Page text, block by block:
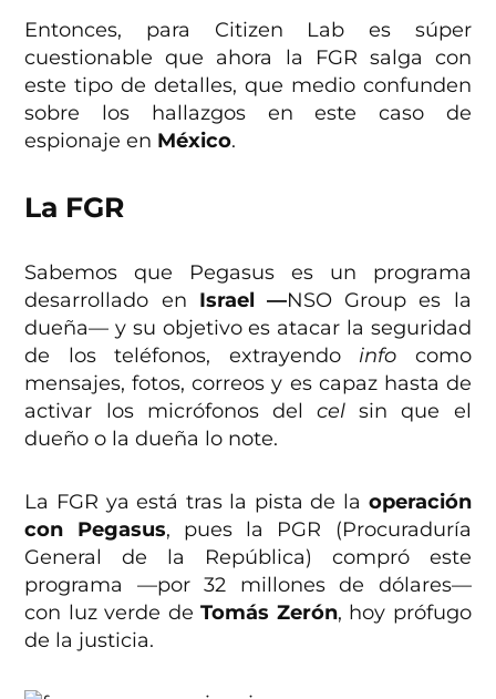
Entonces, para Citizen Lab es súper
cuestionable que ahora la FGR salga con
este tipo de detalles, que medio confunden
sobre los hallazgos en este caso de
espionaje en México.
La FGR
Sabemos que Pegasus es un programa
desarrollado en Israel —NSO Group es la
dueña— y su objetivo es atacar la seguridad
de los teléfonos, extrayendoinfo como
mensajes, fotos, correos y es capaz hasta de
activar los micrófonos delcel sin que el
dueño o la dueña lo note.
La FGR ya está tras la pista de la operación
con Pegasus, pues la PGR (Procuraduría
General de la República) compró este
programa —por 32 millones de dólares—
con luz verde de Tomás Zerón, hoy prófugo
de la justicia.